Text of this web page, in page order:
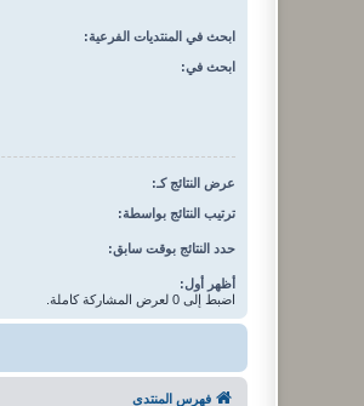
ابحث في المنتديات الفرعية:
ابحث في:
عرض النتائج كـ:
ترتيب النتائج بواسطة:
حدد النتائج بوقت سابق:
أظهر أول:
اضبط إلى 0 لعرض المشاركة كاملة.
فهرس المنتدى